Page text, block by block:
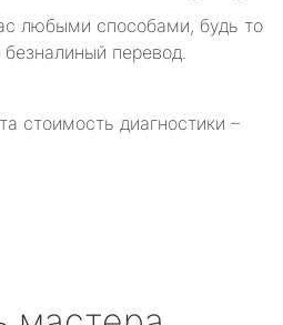
любыми способами, будь то
перевод.
стоимость диагностики –